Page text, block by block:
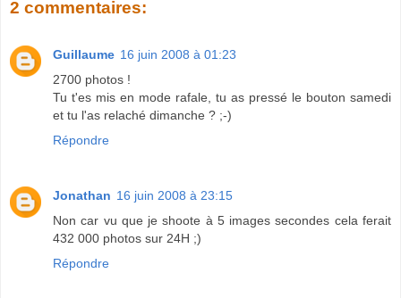
2 commentaires:
Guillaume 16 juin 2008 à 01:23
2700 photos !
Tu t'es mis en mode rafale, tu as pressé le bouton samedi
et tu l'as relaché dimanche ? ;-)
Répondre
Jonathan 16 juin 2008 à 23:15
Non car vu que je shoote à 5 images secondes cela ferait
432 000 photos sur 24H ;)
Répondre